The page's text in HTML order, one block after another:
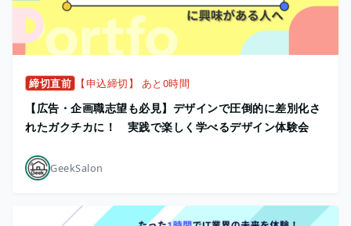
締切直前 【申込締切】 あと0時間
【広告・企画職志望も必見】デザインで圧倒的に差別化さ
れたガクチカに！ 実践で楽しく学べるデザイン体験会
GeekSalon